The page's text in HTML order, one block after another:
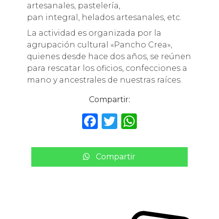
artesanales, pastelería,
pan integral, helados artesanales, etc.
La actividad es organizada por la
agrupación cultural «Pancho Crea»,
quienes desde hace dos años, se reúnen
para rescatar los oficios, confecciones a
mano y ancestrales de nuestras raíces.
Compartir:
F
c
e
T
it
te
W
a
ts
p
Compartir